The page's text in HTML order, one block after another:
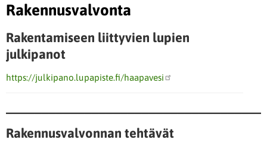
Rakennusvalvonta
Rakentamiseen liittyvien lupien
julkipanot
https://julkipano.lupapiste.fi/haapavesi
Rakennusvalvonnan tehtävät